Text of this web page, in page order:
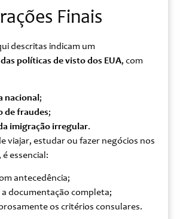
Finais
descritas indicam um
políticas de visto dos EUA, com
nacional;
de fraudes;
imigração irregular.
viajar, estudar ou fazer negócios nos
essencial:
antecedência;
a documentação completa;
os critérios consulares.